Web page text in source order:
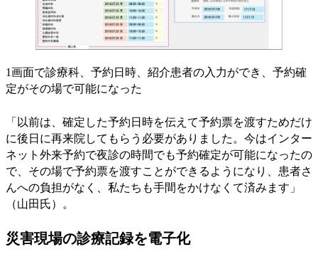
1画面で診療科、予約日時、紹介患者の入力ができ、予約確
定がその場で可能になった
「以前は、確定した予約日時を伝えて予約票を渡すためだけ
に後日に再来院してもらう必要がありました。今はインター
ネット外来予約で夜診の時間でも予約確定が可能になったの
で、その場で予約票を渡すことができるようになり、患者さ
んへの負担がなく、私たちも手間をかけなくて済みます」
（山田氏）。
災害現場の診療記録を電子化